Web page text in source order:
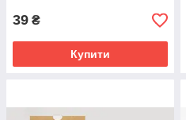
39 ₴
Купити